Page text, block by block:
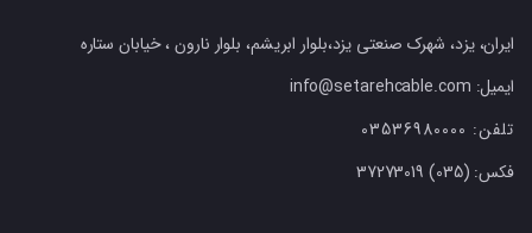
ایران، یزد، شهرک صنعتی یزد،بلوار ابریشم، بلوار نارون ، خیابان ستاره
ایمیل: info@setarehcable.com
تلفن: 03536980000
فکس: 37273019 (035)